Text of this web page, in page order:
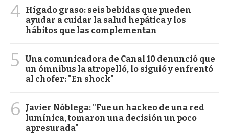
4 Hígado graso: seis bebidas que pueden
ayudar a cuidar la salud hepática y los
hábitos que las complementan
5
Una comunicadora de Canal 10 denunció que
un ómnibus la atropelló, lo siguió y enfrentó
al chofer: "En shock"
6
Javier Nóblega: "Fue un hackeo de una red
lumínica, tomaron una decisión un poco
apresurada"